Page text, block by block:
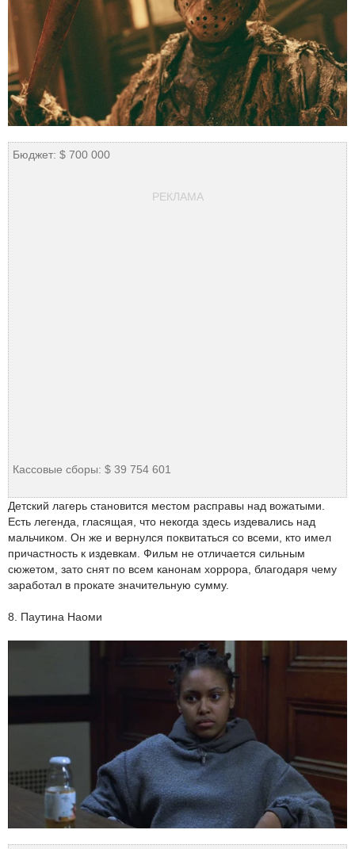
Бюджет: $ 700 000
РЕКЛАМА
Кассовые сборы: $ 39 754 601
Детский лагерь становится местом расправы над вожатыми.
Есть легенда, гласящая, что некогда здесь издевались над
мальчиком. Он же и вернулся поквитаться со всеми, кто имел
причастность к издевкам. Фильм не отличается сильным
сюжетом, зато снят по всем канонам хоррора, благодаря чему
заработал в прокате значительную сумму.
8. Паутина Наоми